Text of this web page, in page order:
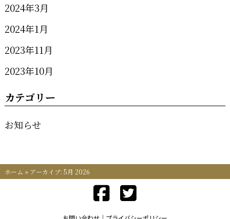
2024年3月
2024年1月
2023年11月
2023年10月
カテゴリー
お知らせ
ホーム » アーカイブ: 5月 2026